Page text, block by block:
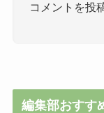
コメントを投
編集部おすす